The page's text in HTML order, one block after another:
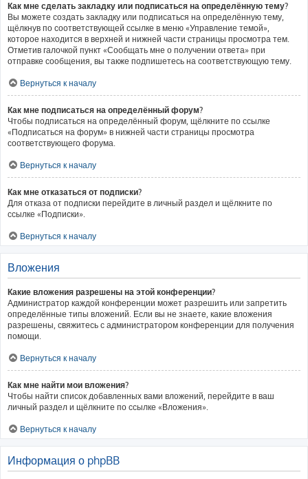
Как мне сделать закладку или подписаться на определённую тему?
Вы можете создать закладку или подписаться на определённую тему,
щёлкнув по соответствующей ссылке в меню «Управление темой»,
которое находится в верхней и нижней части страницы просмотра тем.
Отметив галочкой пункт «Сообщать мне о получении ответа» при
отправке сообщения, вы также подпишетесь на соответствующую тему.
Вернуться к началу
Как мне подписаться на определённый форум?
Чтобы подписаться на определённый форум, щёлкните по ссылке
«Подписаться на форум» в нижней части страницы просмотра
соответствующего форума.
Вернуться к началу
Как мне отказаться от подписки?
Для отказа от подписки перейдите в личный раздел и щёлкните по
ссылке «Подписки».
Вернуться к началу
Вложения
Какие вложения разрешены на этой конференции?
Администратор каждой конференции может разрешить или запретить
определённые типы вложений. Если вы не знаете, какие вложения
разрешены, свяжитесь с администратором конференции для получения
помощи.
Вернуться к началу
Как мне найти мои вложения?
Чтобы найти список добавленных вами вложений, перейдите в ваш
личный раздел и щёлкните по ссылке «Вложения».
Вернуться к началу
Информация о phpBB